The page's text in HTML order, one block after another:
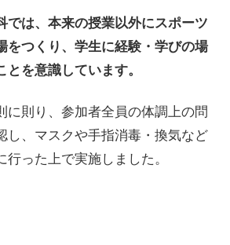
では、本来の授業以外にスポーツ
をつくり、学生に経験・学びの場
を意識しています。
に則り、参加者全員の体調上の問
し、マスクや手指消毒・換気など
った上で実施しました。